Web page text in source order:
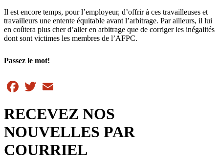
Il est encore temps, pour l’employeur, d’offrir à ces travailleuses et
travailleurs une entente équitable avant l’arbitrage. Par ailleurs, il lui
en coûtera plus cher d’aller en arbitrage que de corriger les inégalités
dont sont victimes les membres de l’AFPC.
Passez le mot!
Facebook
Twitter
RECEVEZ NOS
NOUVELLES PAR
COURRIEL